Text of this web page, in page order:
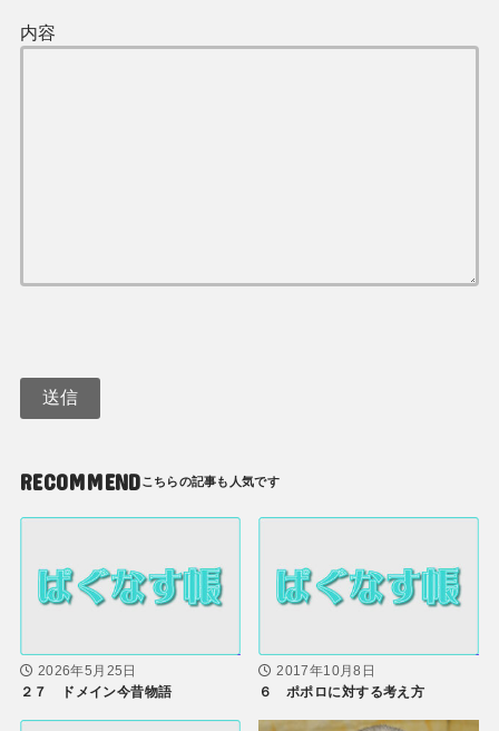
内容
RECOMMEND
2026年5月25日
２７ ドメイン今昔物語
2017年10月8日
６ ポポロに対する考え方